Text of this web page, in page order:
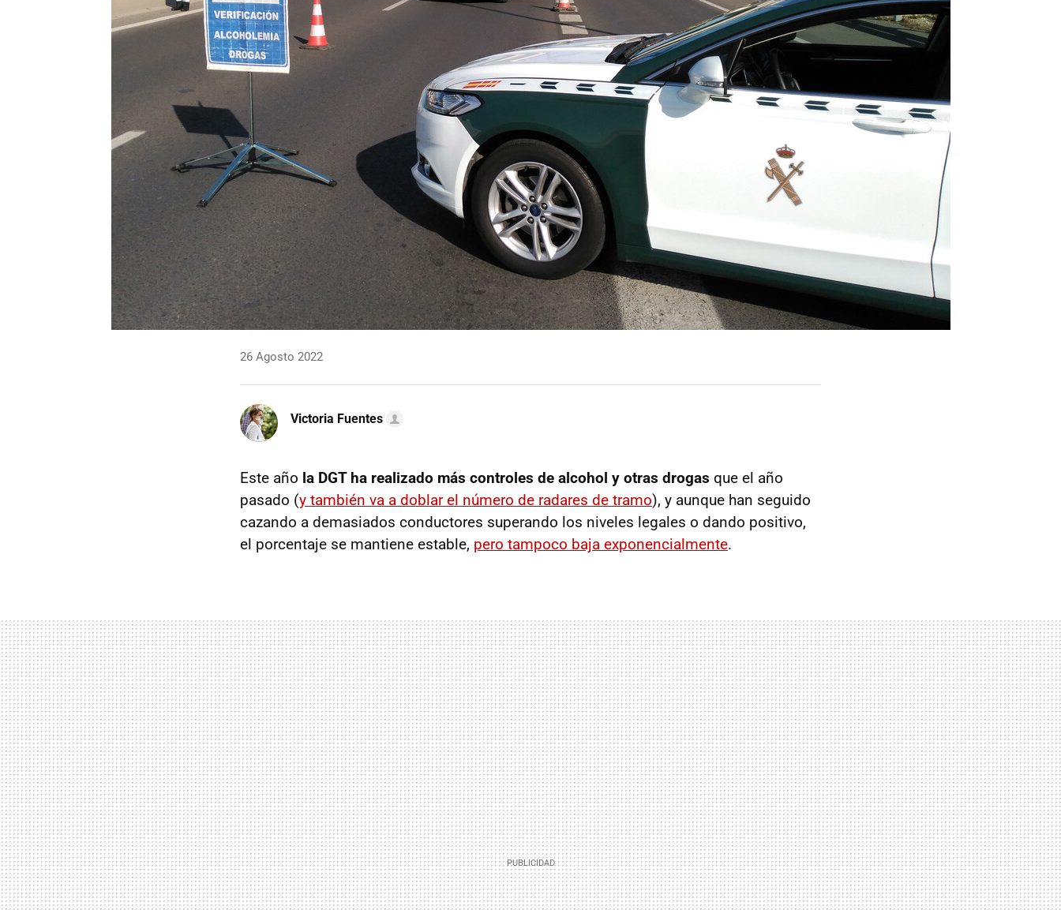
26 Agosto 2022
Victoria Fuentes
Este año la DGT ha realizado más controles de alcohol y otras drogas que el año
pasado (y también va a doblar el número de radares de tramo), y aunque han seguido
cazando a demasiados conductores superando los niveles legales o dando positivo,
el porcentaje se mantiene estable, pero tampoco baja exponencialmente.